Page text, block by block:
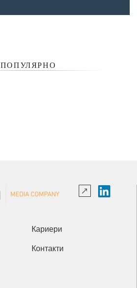
ПОПУЛЯРНО
Кариери
Контакти